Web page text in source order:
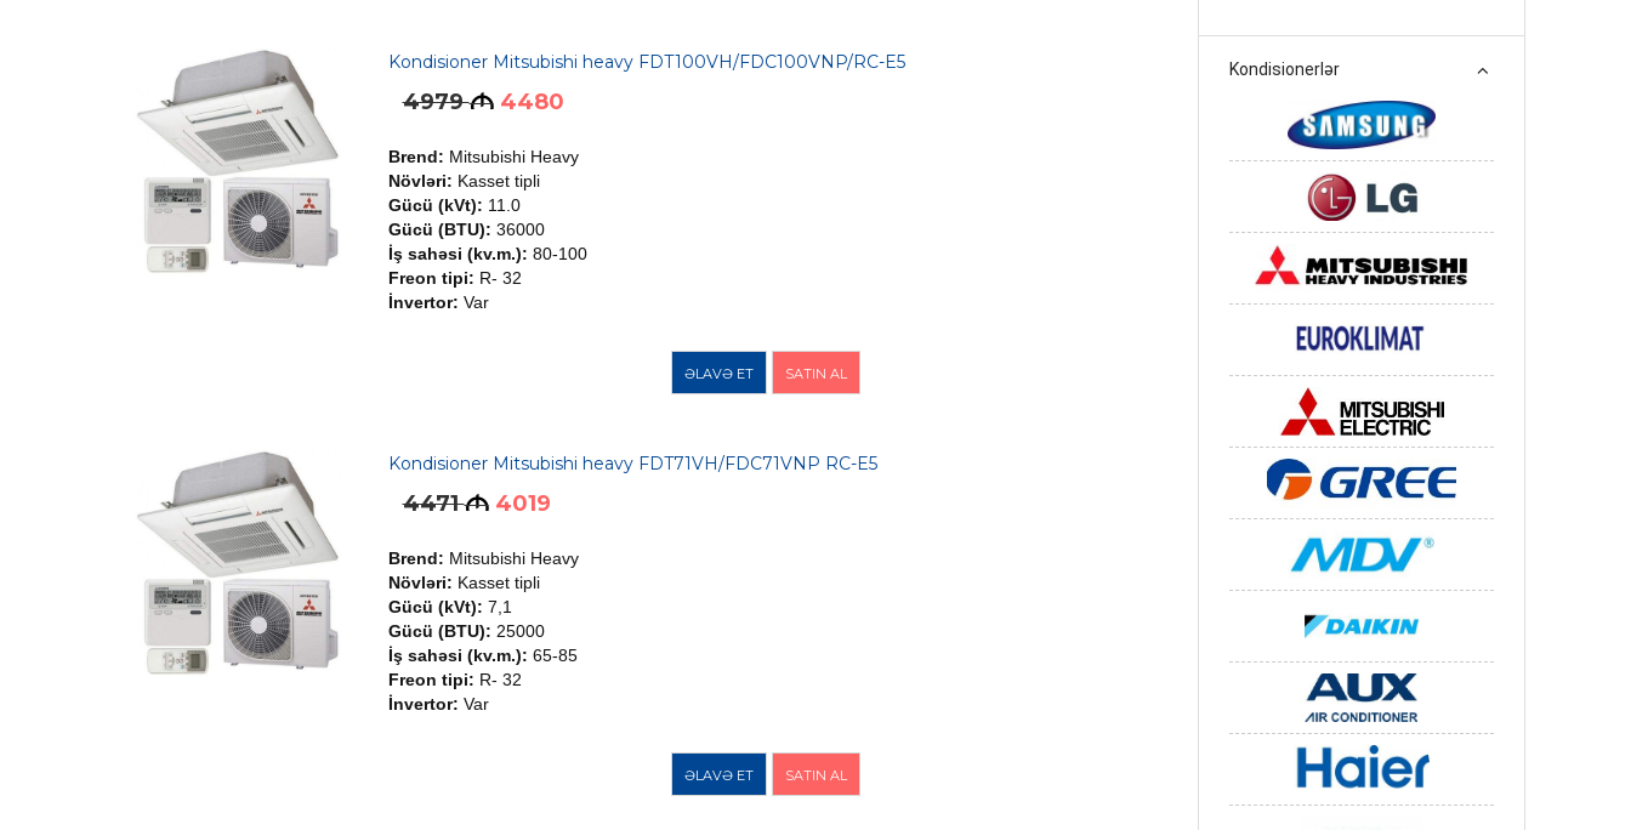
Kondisioner Mitsubishi heavy FDT100VH/FDC100VNP/RC-E5
4979M4480
Brend: Mitsubishi Heavy
Növləri: Kasset tipli
Gücü (kVt): 11.0
Gücü (BTU): 36000
İş sahəsi (kv.m.): 80-100
Freon tipi: R- 32
İnvertor: Var
ƏLAVƏ ET SATIN AL
Kondisioner Mitsubishi heavy FDT71VH/FDC71VNP RC-E5
4471M4019
Brend: Mitsubishi Heavy
Növləri: Kasset tipli
Gücü (kVt): 7,1
Gücü (BTU): 25000
İş sahəsi (kv.m.): 65-85
Freon tipi: R- 32
İnvertor: Var
ƏLAVƏ ET SATIN AL
Kondisionerlər